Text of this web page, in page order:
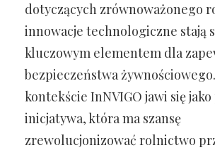
dotyczących zrównoważonego
innowacje technologiczne stają
kluczowym elementem dla
bezpieczeństwa
kontekście InNVIGO jawi się
inicjatywa, która ma szansę
zrewolucjonizować rolnictwo